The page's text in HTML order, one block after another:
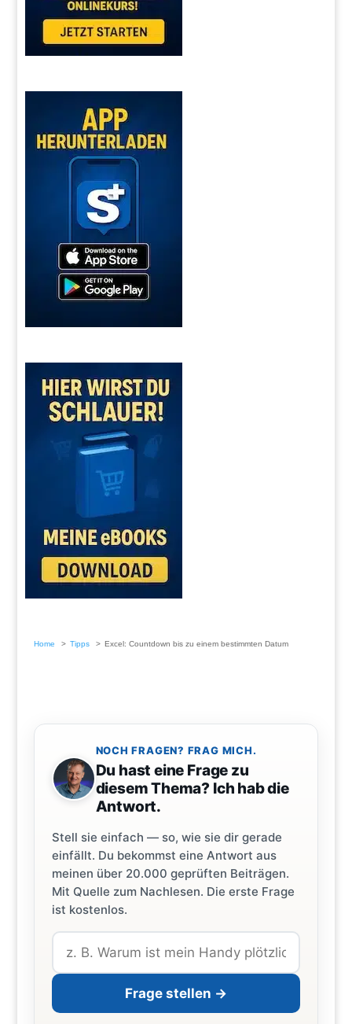
Home Tipps Excel: Countdown bis zu einem bestimmten Datum
NOCH FRAGEN? FRAG MICH.
Du hast eine Frage zu
diesem Thema? Ich hab die
Antwort.
Stell sie einfach — so, wie sie dir gerade
einfällt. Du bekommst eine Antwort aus
meinen über 20.000 geprüften Beiträgen.
Mit Quelle zum Nachlesen. Die erste Frage
ist kostenlos.
Frage stellen →